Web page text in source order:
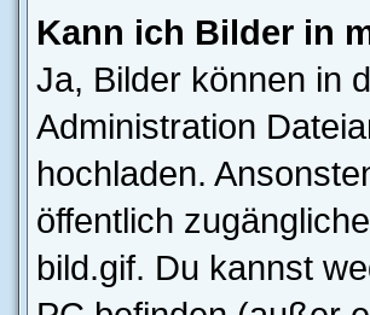
Kann ich Bilder in
Ja, Bilder können in
Administration
hochladen.
öffentlich
bild.gif. Du kannst